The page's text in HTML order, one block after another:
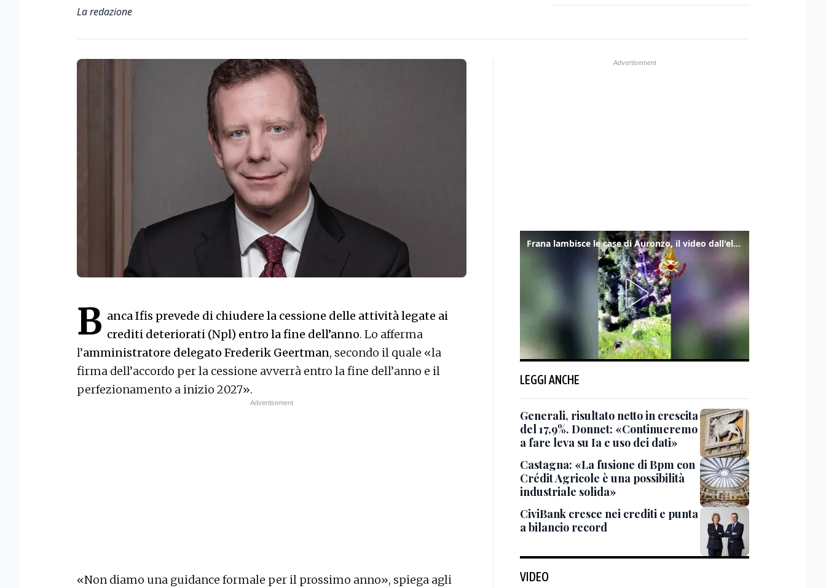
La redazione
B anca Ifis prevede di chiudere la cessione delle attività legate ai
crediti deteriorati (Npl) entro la fine dell’anno. Lo afferma
l’amministratore delegato Frederik Geertman, secondo il quale «la
firma dell’accordo per la cessione avverrà entro la fine dell’anno e il
perfezionamento a inizio 2027».
«Non diamo una guidance formale per il prossimo anno», spiega agli
Frana lambisce le case di Auronzo, il video dall'elicottero dei vigili del fuoco
LEGGI ANCHE
Generali, risultato netto in crescita
del 17,9%. Donnet: «Continueremo
a fare leva su Ia e uso dei dati»
Castagna: «La fusione di Bpm con
Crédit Agricole è una possibilità
industriale solida»
CiviBank cresce nei crediti e punta
a bilancio record
VIDEO